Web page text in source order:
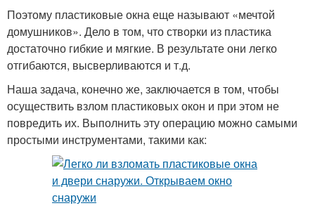
Поэтому пластиковые окна еще называют «мечтой
домушников». Дело в том, что створки из пластика
достаточно гибкие и мягкие. В результате они легко
отгибаются, высверливаются и т.д.
Наша задача, конечно же, заключается в том, чтобы
осуществить взлом пластиковых окон и при этом не
повредить их. Выполнить эту операцию можно самыми
простыми инструментами, такими как: